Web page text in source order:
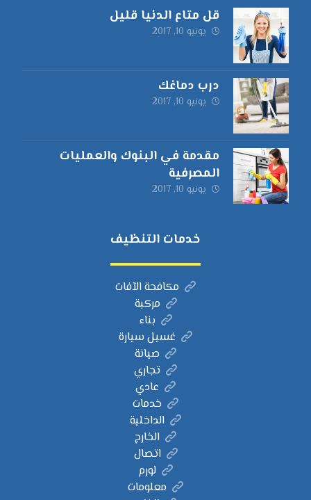
قل متاع الدنيا قليل
يونيو 10, 2017
درب دماغك
يونيو 10, 2017
مقدمة في البنوك والعمليات
المصرفية
يونيو 10, 2017
خدمات التنظيف
مكافحة الآفات
مركبة
بناء
غسيل سيارة
صيانة
تجاري
عادي
خدمات
الداخلية
الخارج
اتصال
لورم
معلومات